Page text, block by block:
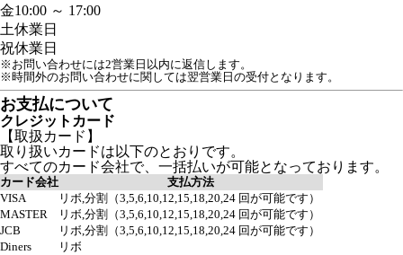
金10:00 ～ 17:00
土休業日
祝休業日
※お問い合わせには2営業日以内に返信します。
※時間外のお問い合わせに関しては翌営業日の受付となります。
お支払について
クレジットカード
【取扱カード】
取り扱いカードは以下のとおりです。
すべてのカード会社で、一括払いが可能となっております。
カード会社
支払方法
VISA
リボ,分割（3,5,6,10,12,15,18,20,24 回が可能です）
MASTER
リボ,分割（3,5,6,10,12,15,18,20,24 回が可能です）
JCB
リボ,分割（3,5,6,10,12,15,18,20,24 回が可能です）
Diners
リボ